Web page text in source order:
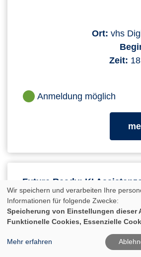
Ort: vhs
Zeit:
Anmeldung möglich
Future Ready: KI
Büromanagement (Online-
Online-Kurs mit
Die Anforderungen an ein
Wir speichern und verarbeiten Ihre
Informationen für folgende Zwecke:
Speicherung von Einstellungen dieser
Funktionelle Cookies, Essenzielle
Mehr erfahren